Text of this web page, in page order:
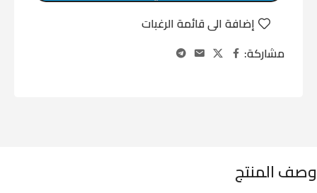
إضافة الى قائمة الرغبات
مشاركة:
وصف المنتج